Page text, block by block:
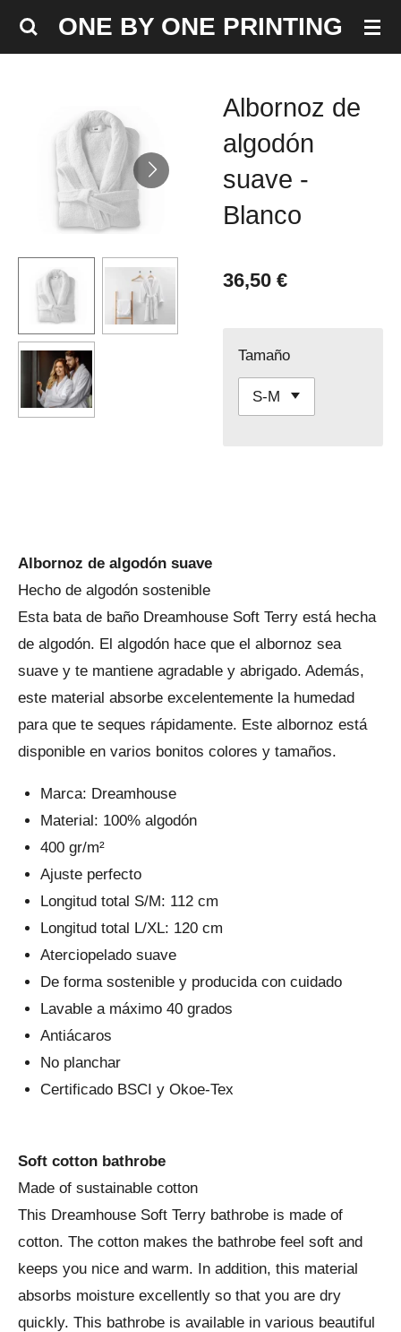
ONE BY ONE PRINTING
Albornoz de
algodón
suave -
Blanco
36,50 €
Tamaño
Albornoz de algodón suave
Hecho de algodón sostenible
Esta bata de baño Dreamhouse Soft Terry está hecha
de algodón. El algodón hace que el albornoz sea
suave y te mantiene agradable y abrigado. Además,
este material absorbe excelentemente la humedad
para que te seques rápidamente. Este albornoz está
disponible en varios bonitos colores y tamaños.
Marca: Dreamhouse
Material: 100% algodón
400 gr/m²
Ajuste perfecto
Longitud total S/M: 112 cm
Longitud total L/XL: 120 cm
Aterciopelado suave
De forma sostenible y producida con cuidado
Lavable a máximo 40 grados
Antiácaros
No planchar
Certificado BSCI y Okoe-Tex
Soft cotton bathrobe
Made of sustainable cotton
This Dreamhouse Soft Terry bathrobe is made of
cotton. The cotton makes the bathrobe feel soft and
keeps you nice and warm. In addition, this material
absorbs moisture excellently so that you are dry
quickly. This bathrobe is available in various beautiful